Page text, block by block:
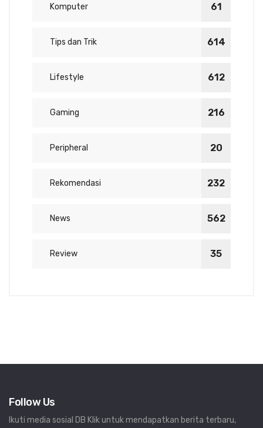
Komputer 61
Tips dan Trik 614
Lifestyle 612
Gaming 216
Peripheral 20
Rekomendasi 232
News 562
Review 35
Follow Us
Ikuti media sosial DB Klik untuk mendapatkan berita terbaru,